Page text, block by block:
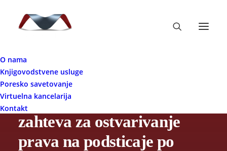
O nama
Knjigovodstvene usluge
Poresko savetovanje
Virtuelna kancelarija
KontaktJavni poziv za podnošenje
zahteva za ostvarivanje
prava na podsticaje po